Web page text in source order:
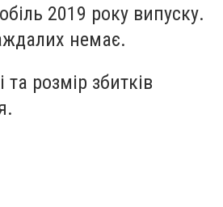
2019 року випуску.
немає.
розмір збитків